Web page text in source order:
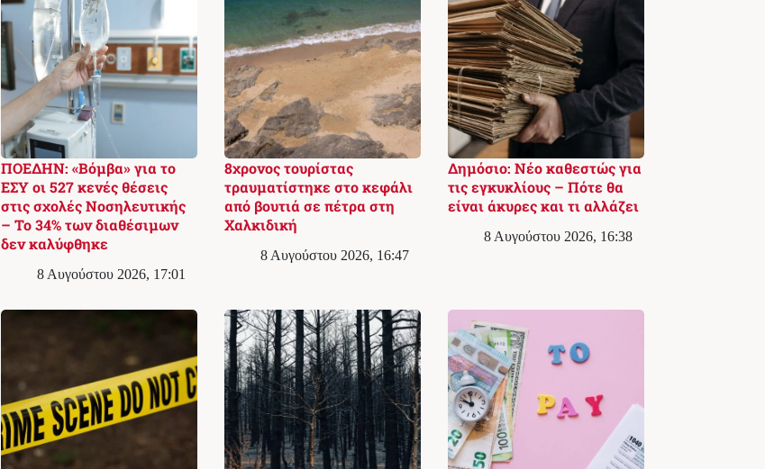
ΠΟΕΔΗΝ: «Βόμβα» για το
ΕΣΥ οι 527 κενές θέσεις
στις σχολές Νοσηλευτικής
– Το 34% των διαθέσιμων
δεν καλύφθηκε
8 Αυγούστου 2026, 17:01
8χρονος τουρίστας
τραυματίστηκε στο κεφάλι
από βουτιά σε πέτρα στη
Χαλκιδική
8 Αυγούστου 2026, 16:47
Δημόσιο: Νέο καθεστώς για
τις εγκυκλίους – Πότε θα
είναι άκυρες και τι αλλάζει
8 Αυγούστου 2026, 16:38